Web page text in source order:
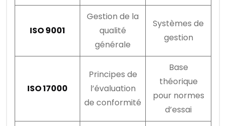
ISO 9001
Gestion de la
qualité
générale
Systèmes de
gestion
ISO 17000
Principes de
l’évaluation
de conformité
Base
théorique
pour normes
d’essai